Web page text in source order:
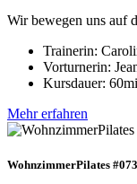
Wir bewegen uns auf
Trainerin:
Vorturnerin:
Kursdauer:
Mehr erfahren
WohnzimmerPilates